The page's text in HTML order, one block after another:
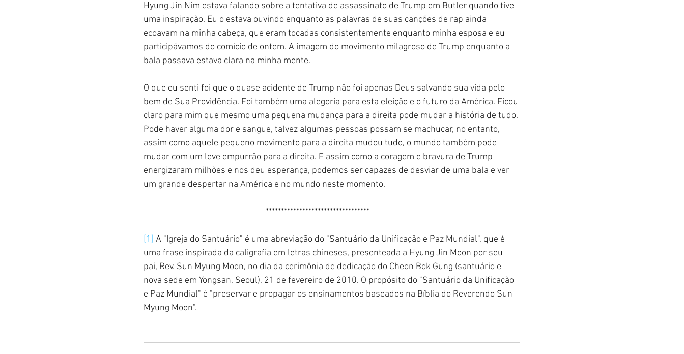
Hyung Jin Nim estava falando sobre a tentativa de assassinato de Trump em Butler quando tive
uma inspiração. Eu o estava ouvindo enquanto as palavras de suas canções de rap ainda
ecoavam na minha cabeça, que eram tocadas consistentemente enquanto minha esposa e eu
participávamos do comício de ontem. A imagem do movimento milagroso de Trump enquanto a
bala passava estava clara na minha mente.
O que eu senti foi que o quase acidente de Trump não foi apenas Deus salvando sua vida pelo
bem de Sua Providência. Foi também uma alegoria para esta eleição e o futuro da América. Ficou
claro para mim que mesmo uma pequena mudança para a direita pode mudar a história de tudo.
Pode haver alguma dor e sangue, talvez algumas pessoas possam se machucar, no entanto,
assim como aquele pequeno movimento para a direita mudou tudo, o mundo também pode
mudar com um leve empurrão para a direita. E assim como a coragem e bravura de Trump
energizaram milhões e nos deu esperança, podemos ser capazes de desviar de uma bala e ver
um grande despertar na América e no mundo neste momento.
						**********************************
[1] A "Igreja do Santuário" é uma abreviação do "Santuário da Unificação e Paz Mundial", que é
uma frase inspirada da caligrafia em letras chineses, presenteada a Hyung Jin Moon por seu
pai, Rev. Sun Myung Moon, no dia da cerimônia de dedicação do Cheon Bok Gung (santuário e
nova sede em Yongsan, Seoul), 21 de fevereiro de 2010. O propósito do "Santuário da Unificação
e Paz Mundial" é "preservar e propagar os ensinamentos baseados na Bíblia do Reverendo Sun
Myung Moon".